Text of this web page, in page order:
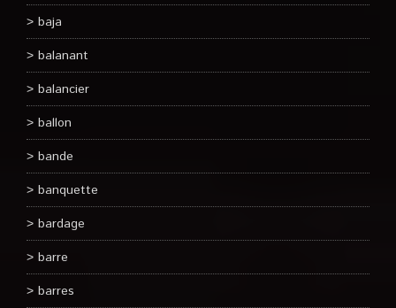
baja
balanant
balancier
ballon
bande
banquette
bardage
barre
barres